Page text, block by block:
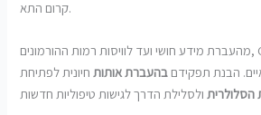
קרום התא.
מהעברת מידע חושי ועד לוויסות רמות ההורמונים, GPCRs מעורבים במגוון
הבנת תפקידם בהעברת אותותחיונית לפתיחת